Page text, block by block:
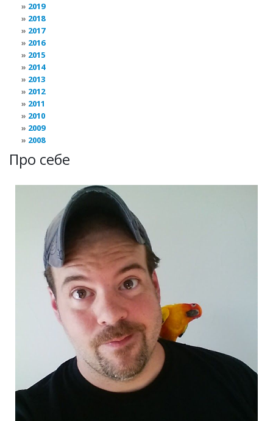
2019
2018
2017
2016
2015
2014
2013
2012
2011
2010
2009
2008
Про себе